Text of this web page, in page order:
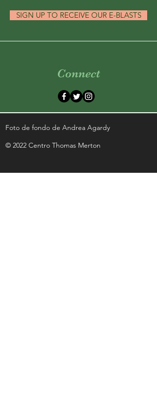
SIGN UP TO RECEIVE OUR E-BLASTS
Connect
Foto de fondo de Andrea Agardy
© 2022 Centro Thomas Merton